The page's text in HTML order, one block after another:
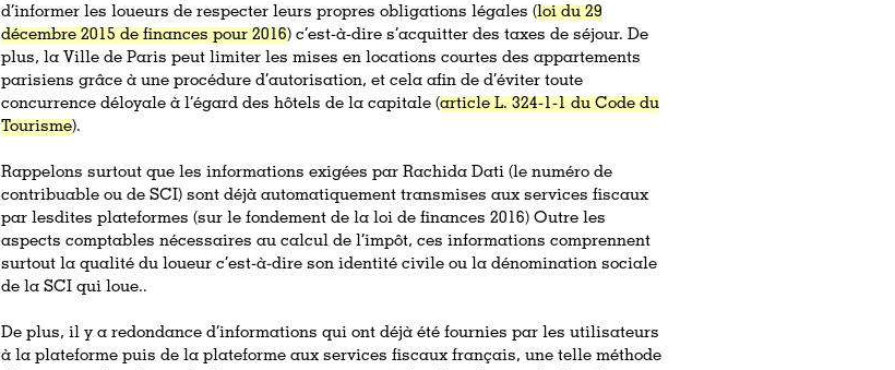
d’informer les loueurs de respecter leurs propres obligations légales (loi du 29
décembre 2015 de finances pour 2016) c’est-à-dire s’acquitter des taxes de séjour. De
plus, la Ville de Paris peut limiter les mises en locations courtes des appartements
parisiens grâce à une procédure d’autorisation, et cela afin de d’éviter toute
concurrence déloyale à l’égard des hôtels de la capitale (article L. 324-1-1 du Code du
Tourisme).
Rappelons surtout que les informations exigées par Rachida Dati (le numéro de
contribuable ou de SCI) sont déjà automatiquement transmises aux services fiscaux
par lesdites plateformes (sur le fondement de la loi de finances 2016) Outre les
aspects comptables nécessaires au calcul de l’impôt, ces informations comprennent
surtout la qualité du loueur c’est-à-dire son identité civile ou la dénomination sociale
de la SCI qui loue..
De plus, il y a redondance d’informations qui ont déjà été fournies par les utilisateurs
à la plateforme puis de la plateforme aux services fiscaux français, une telle méthode